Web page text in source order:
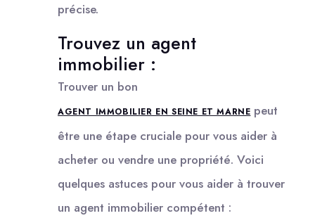
précise.
Trouvez un agent
immobilier :
Trouver un bon
AGENT IMMOBILIER EN SEINE ET MARNE peut
être une étape cruciale pour vous aider à
acheter ou vendre une propriété. Voici
quelques astuces pour vous aider à trouver
un agent immobilier compétent :